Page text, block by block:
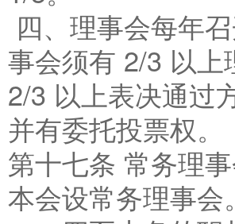
四、理事会每年
事会须有 2/3 以
2/3 以上表决通过
并有委托投票权。
第十七条 常务理
本会设常务理事